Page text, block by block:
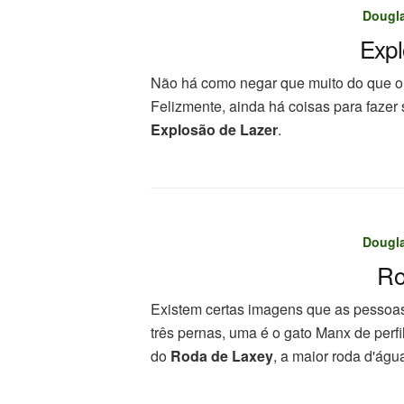
Não há como negar que muito do que
Felizmente, ainda há coisas para
Explosão de Lazer.
Existem certas imagens que as
três pernas, uma é o gato Manx de
do Roda de Laxey, a maior roda